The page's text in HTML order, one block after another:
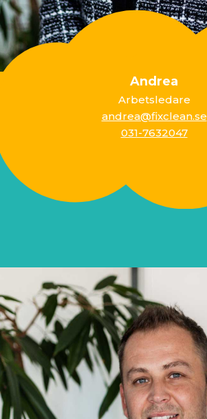
Andrea
Arbetsledare
andrea@fixclean.se
031-7632047